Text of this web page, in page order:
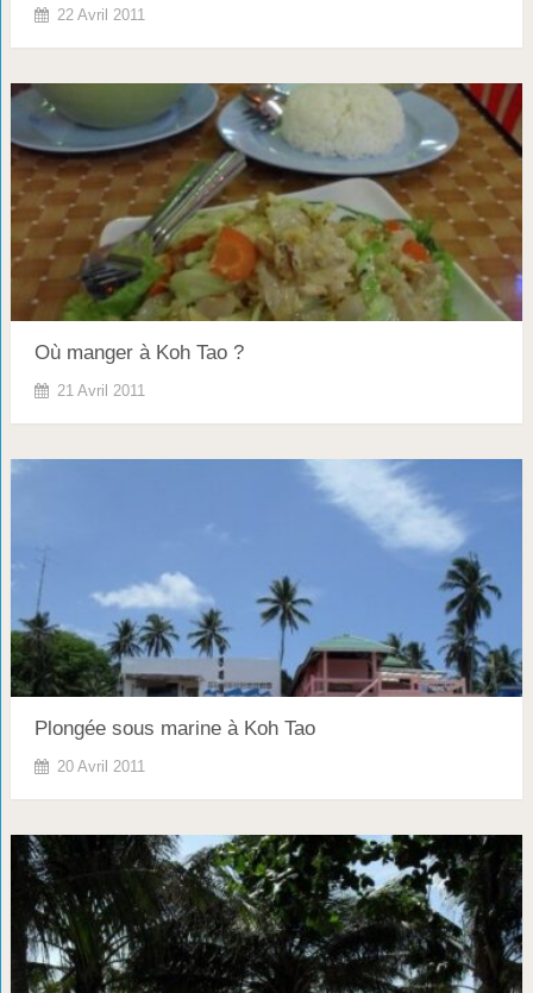
22 Avril 2011
Où manger à Koh Tao ?
21 Avril 2011
Plongée sous marine à Koh Tao
20 Avril 2011